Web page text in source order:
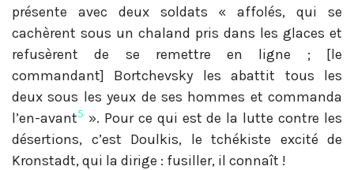
présente avec deux soldats « affolés, qui se
cachèrent sous un chaland pris dans les glaces et
refusèrent de se remettre en ligne ; [le
commandant] Bortchevsky les abattit tous les
deux sous les yeux de ses hommes et commanda
l’en-avant5 ». Pour ce qui est de la lutte contre les
désertions, c’est Doulkis, le tchékiste excité de
Kronstadt, qui la dirige : fusiller, il connaît !